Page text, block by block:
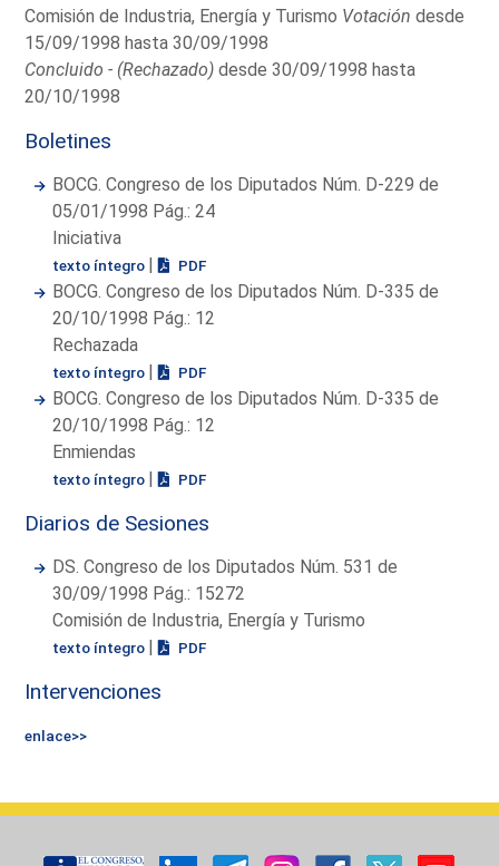
Comisión de Industria, Energía y Turismo Votación desde
15/09/1998 hasta 30/09/1998
Concluido - (Rechazado) desde 30/09/1998 hasta
20/10/1998
Boletines
BOCG. Congreso de los Diputados Núm. D-229 de
05/01/1998 Pág.: 24
Iniciativa
texto íntegro | PDF
BOCG. Congreso de los Diputados Núm. D-335 de
20/10/1998 Pág.: 12
Rechazada
texto íntegro | PDF
BOCG. Congreso de los Diputados Núm. D-335 de
20/10/1998 Pág.: 12
Enmiendas
texto íntegro | PDF
Diarios de Sesiones
DS. Congreso de los Diputados Núm. 531 de
30/09/1998 Pág.: 15272
Comisión de Industria, Energía y Turismo
texto íntegro | PDF
Intervenciones
enlace>>